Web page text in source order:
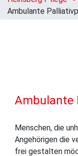
Ambulante
Ambulante
Menschen, die
Angehörigen die
frei gestalten